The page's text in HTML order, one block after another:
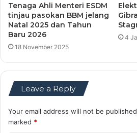
Tenaga Ahli Menteri ESDM
tinjau pasokan BBM jelang
Natal 2025 dan Tahun
Baru 2026
18 November 2025
4
Leave a Reply
Your email address will not be
marked *